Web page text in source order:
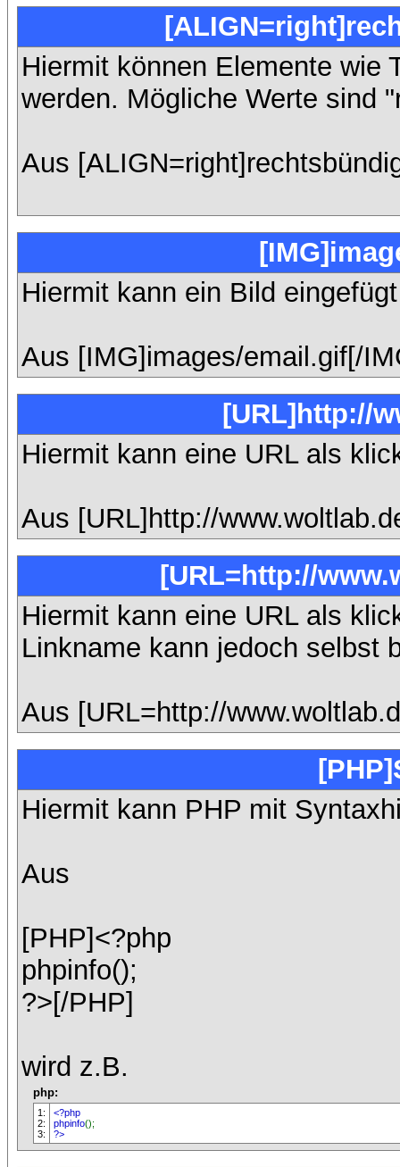
Hiermit können Elemente wie
werden. Mögliche Werte sind
Aus
Hiermit kann ein Bild
Aus [IMG]images/email.gif[/
[URL]http://
Hiermit kann eine URL als
Aus [URL]http://
[URL=http://
Hiermit kann eine URL als
Linkname kann jedoch selbst
Aus [URL=http://
Hiermit kann PHP mit
Aus
[PHP]<?php
phpinfo();
?>[/PHP]
wird z.B.
php:
1:
2:
3:
<?php
phpinfo();
?>